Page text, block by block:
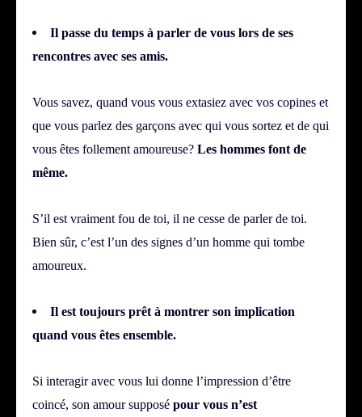
Il passe du temps à parler de vous lors de ses
rencontres avec ses amis.
Vous savez, quand vous vous extasiez avec vos copines et
que vous parlez des garçons avec qui vous sortez et de qui
vous êtes follement amoureuse? Les hommes font de
même.
S’il est vraiment fou de toi, il ne cesse de parler de toi.
Bien sûr, c’est l’un des signes d’un homme qui tombe
amoureux.
Il est toujours prêt à montrer son implication
quand vous êtes ensemble.
Si interagir avec vous lui donne l’impression d’être
coincé, son amour supposé pour vous n’est